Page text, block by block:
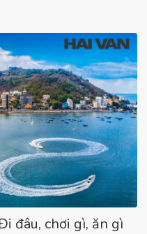
đâu, chơi gì, ăn gì